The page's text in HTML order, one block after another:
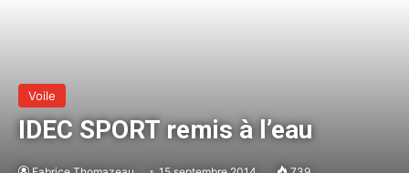
Voile
IDEC SPORT remis à l’eau